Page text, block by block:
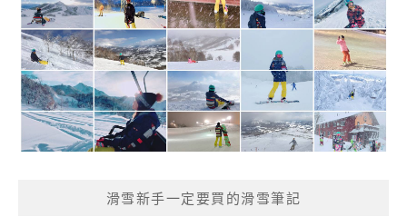
滑雪新手一定要買的滑雪筆記